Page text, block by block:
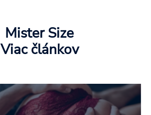
Mister Size
Viac článkov